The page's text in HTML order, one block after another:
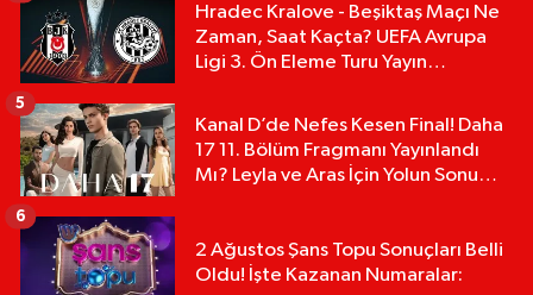
Hradec Kralove - Beşiktaş Maçı Ne
Zaman, Saat Kaçta? UEFA Avrupa
Ligi 3. Ön Eleme Turu Yayın
Kanal D’de Nefes Kesen Final! Daha
17 11. Bölüm Fragmanı Yayınlandı
Mı? Leyla ve Aras İçin Yolun Sonu
5
2 Ağustos Şans Topu Sonuçları Belli
Oldu! İşte Kazanan Numaralar:
6